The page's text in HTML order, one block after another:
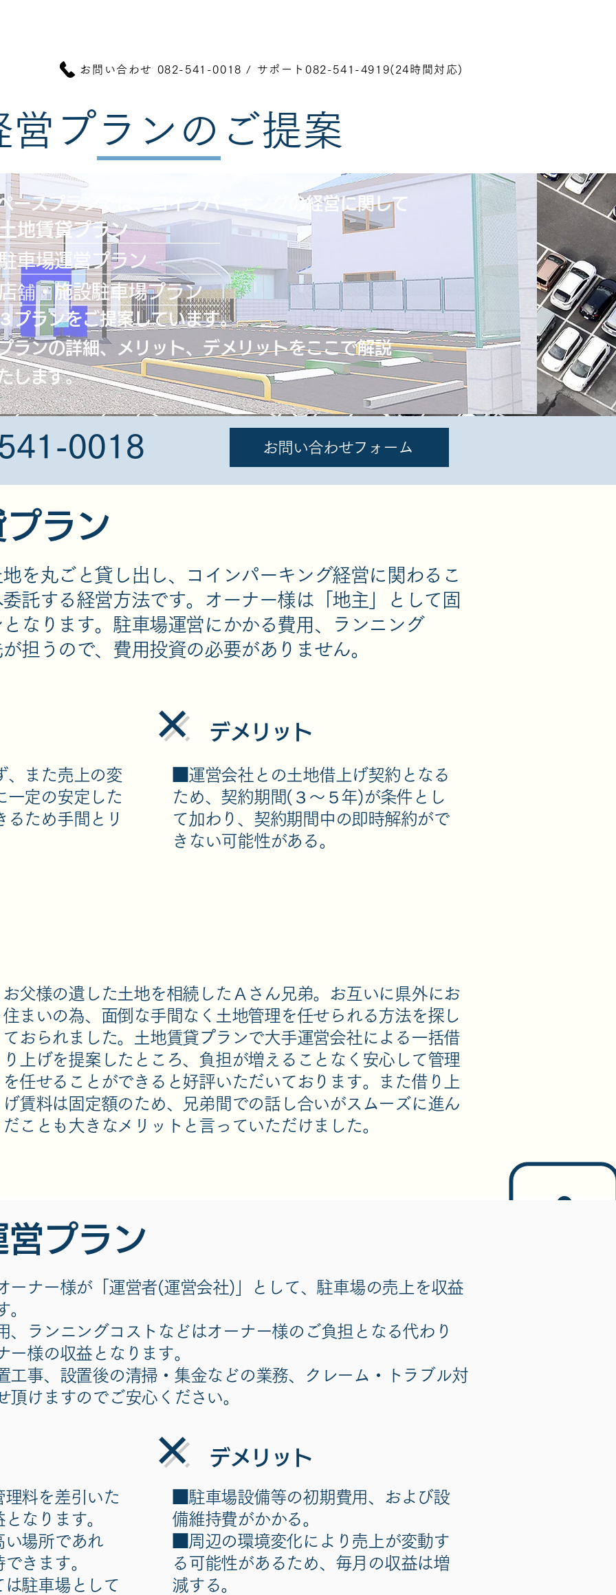
お問い合わせ 082-541-0018 / サポート082-541-4919(24時間対応)
営​プランのご提案
ースプランでは、コインパーキングの経営に関して
プランをご提案しています。​
ランの詳細、メリット、デメリットをここで解説
します。
地賃貸プラン
車場運営プラン
舖・施設駐車場プラン
お問い合わせフォーム
0018
ラン
を丸ごと貸し出し、コインパーキング経営に関わるこ
託する経営方法です。オーナー様は「地主」として固
なります。駐車場運営にかかる費用、ランニング
担うので、費用投資の必要がありません。
また売上の変
一定の安定した
るため手間とリ
■運営会社との土地借上げ契約となる
ため、契約期間(３～５年)が条件とし
て加わり、契約期間中の即時解約がで
きない可能性がある。
​デメリット
×
お父様の遺した土地を相続したＡさん兄弟。お互いに県外にお
住まいの為、面倒な手間なく土地管理を任せられる方法を探し
ておられました。土地賃貸プランで大手運営会社による一括借
り上げを提案したところ、負担が増えることなく安心して管理
を任せることができると好評いただいております。また借り上
げ賃料は固定額のため、兄弟間での話し合いがスムーズに進ん
だことも大きなメリットと言っていただけました。
プラン
ーナー様が「運営者(運営会社)」として、駐車場の売上を収益
、ランニングコストなどはオーナー様のご負担となる代わり
様の収益となります。
工事、設置後の清掃・集金などの業務、クレーム・トラブル対
けますのでご安心ください。
料を差引いた
なります。
場所であれ
きます。
駐車場として
■駐車場設備等の初期費用、および設
備維持費がかかる。
■周辺の環境変化により売上が変動す
る可能性があるため、毎月の収益は増
減する。
​デメリット
×